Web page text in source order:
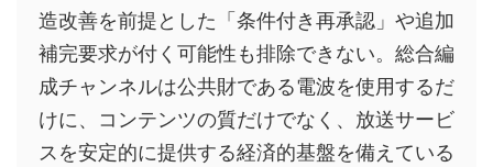
造改善を前提とした「条件付き再承認」や追加
補完要求が付く可能性も排除できない。総合編
成チャンネルは公共財である電波を使用するだ
けに、コンテンツの質だけでなく、放送サービ
スを安定的に提供する経済的基盤を備えている